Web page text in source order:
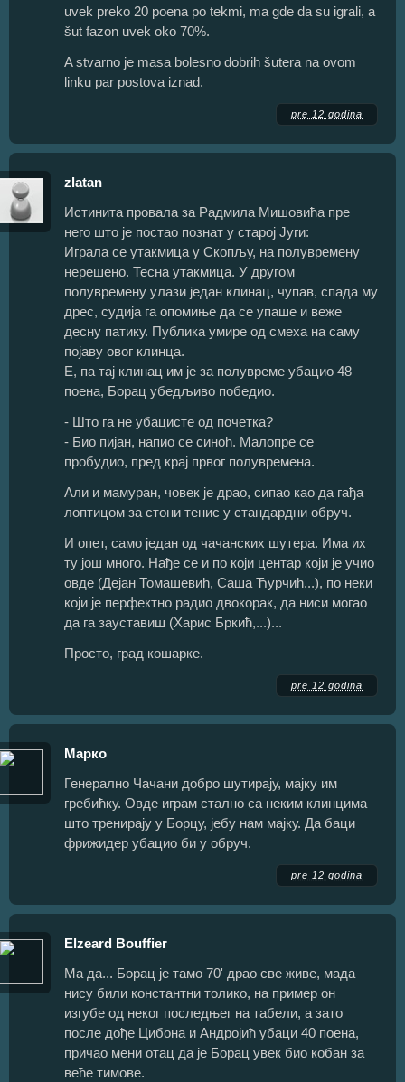
uvek preko 20 poena po tekmi, ma gde da su igrali, a
šut fazon uvek oko 70%.
A stvarno je masa bolesno dobrih šutera na ovom
linku par postova iznad.
pre 12 godina
zlatan
Истинита провала за Радмила Мишовића пре
него што је постао познат у старој Југи:
Играла се утакмица у Скопљу, на полувремену
нерешено. Тесна утакмица. У другом
полувремену улази један клинац, чупав, спада му
дрес, судија га опомиње да се упаше и веже
десну патику. Публика умире од смеха на саму
појаву овог клинца.
Е, па тај клинац им је за полувреме убацио 48
поена, Борац убедљиво победио.
- Што га не убацисте од почетка?
- Био пијан, напио се синоћ. Малопре се
пробудио, пред крај првог полувремена.
Али и мамуран, човек је драо, сипао као да гађа
лоптицом за стони тенис у стандардни обруч.
И опет, само један од чачанских шутера. Има их
ту још много. Нађе се и по који центар који је учио
овде (Дејан Томашевић, Саша Ћурчић...), по неки
који је перфектно радио двокорак, да ниси могао
да га зауставиш (Харис Бркић,...)...
Просто, град кошарке.
pre 12 godina
Марко
Генерално Чачани добро шутирају, мајку им
гребићку. Овде играм стално са неким клинцима
што тренирају у Борцу, јебу нам мајку. Да баци
фрижидер убацио би у обруч.
pre 12 godina
Elzeard Bouffier
Ма да... Борац је тамо 70' драо све живе, мада
нису били константни толико, на пример он
изгубе од неког последњег на табели, а зато
после дође Цибона и Андројић убаци 40 поена,
причао мени отац да је Борац увек био кобан за
веће тимове.